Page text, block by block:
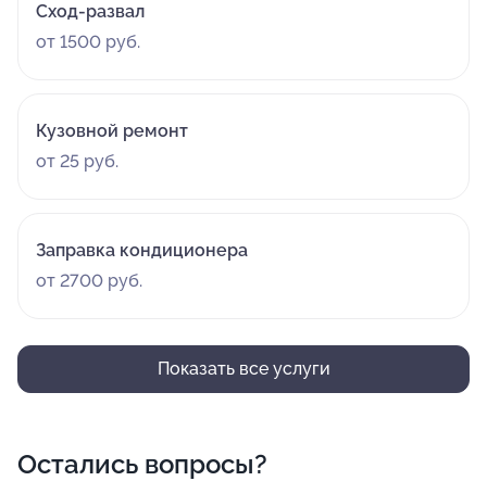
Сход-развал
от 1500 руб.
Кузовной ремонт
от 25 руб.
Заправка кондиционера
от 2700 руб.
Показать все услуги
Остались вопросы?